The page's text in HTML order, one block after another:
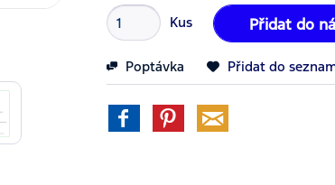
Kus Přidat do
Poptávka Přidat do